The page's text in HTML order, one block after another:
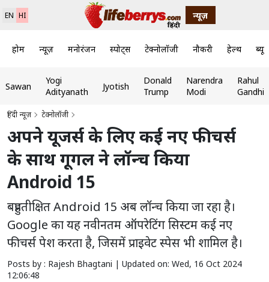
EN HI न्यूज़
होम न्यूज़ मनोरंजन स्पोर्ट्स टेक्नोलॉजी नौकरी हेल्थ
Sawan
Yogi
Adityanath
Jyotish
Donald
Trump
Narendra
Modi
Rahul
Gandhi
हिंदी न्यूज़ टेक्नोलॉजी
अपने यूजर्स के लिए कई नए फीचर्स
के साथ गूगल ने लॉन्च किया
Android 15
बहुप्रतीक्षित Android 15 अब लॉन्च किया जा रहा है।
Google का यह नवीनतम ऑपरेटिंग सिस्टम कई नए
फीचर्स पेश करता है, जिसमें प्राइवेट स्पेस भी शामिल है।
Posts by : Rajesh Bhagtani | Updated on: Wed, 16 Oct 2024
12:06:48